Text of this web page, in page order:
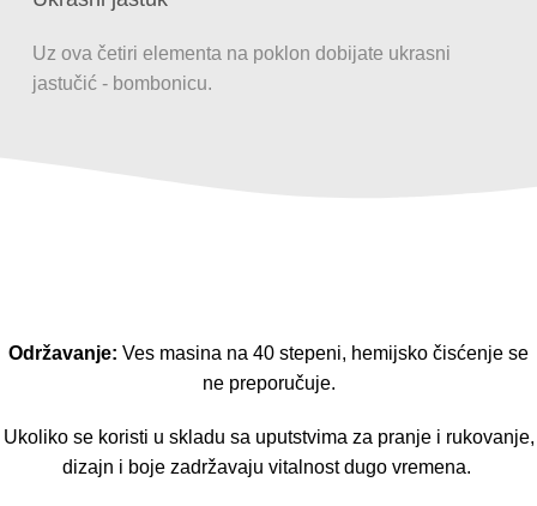
Uz ova četiri elementa na poklon dobijate ukrasni
jastučić - bombonicu.
Održavanje: Ves masina na 40 stepeni, hemijsko čisćenje se
ne preporučuje.
Ukoliko se koristi u skladu sa uputstvima za pranje i rukovanje,
dizajn i boje zadržavaju vitalnost dugo vremena.